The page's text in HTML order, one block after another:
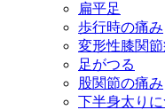
扁平足
歩行時の痛み
変形性膝関節
足がつる
股関節の痛み
下半身太り